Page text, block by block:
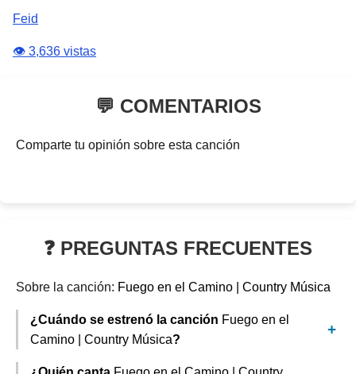
Feid
👁️ 3,636 vistas
💬 COMENTARIOS
Comparte tu opinión sobre esta canción
❓ PREGUNTAS FRECUENTES
Sobre la canción: Fuego en el Camino | Country Música
¿Cuándo se estrenó la canción Fuego en el
Camino | Country Música?